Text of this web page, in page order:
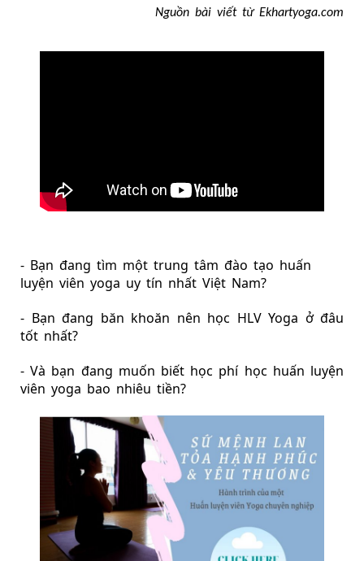
Nguồn bài viết từ Ekhartyoga.com
- Bạn đang tìm một trung tâm đào tạo huấn
luyện viên yoga uy tín nhất Việt Nam?
- Bạn đang băn khoăn nên học HLV Yoga ở đâu
tốt nhất?
- Và bạn đang muốn biết học phí học huấn luyện
viên yoga bao nhiêu tiền?